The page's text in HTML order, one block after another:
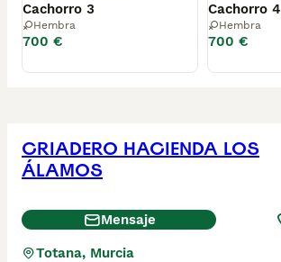
Cachorro 3
Hembra
700 €
Cachorro 4
Hembra
700 €
CRIADERO HACIENDA LOS
ÁLAMOS
Mensaje
Totana, Murcia